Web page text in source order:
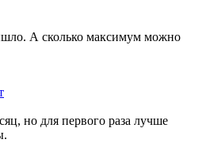
А сколько максимум можно
но для первого раза лучше